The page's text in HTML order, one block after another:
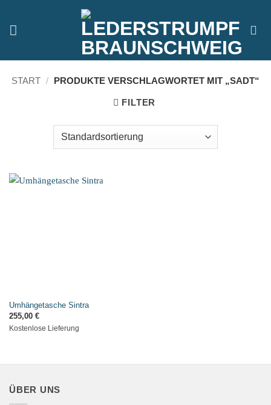
springen
START / PRODUKTE VERSCHLAGWORTET MIT „SADT“
FILTER
Umhängetasche Sintra
255,00 €
Kostenlose Lieferung
ÜBER UNS